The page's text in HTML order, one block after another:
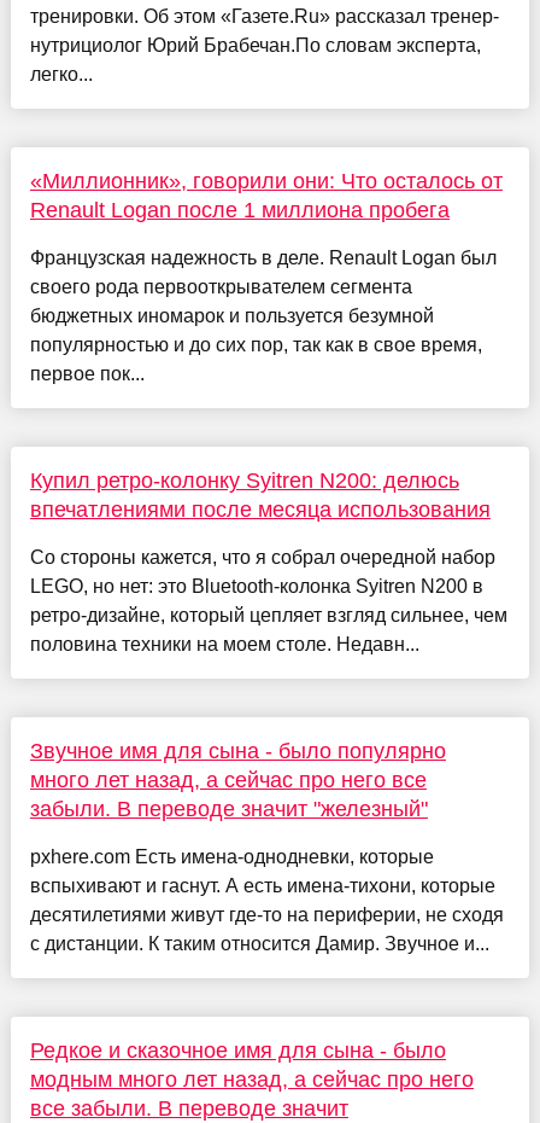
тренировки. Об этом «Газете.Ru» рассказал тренер-
нутрициолог Юрий Брабечан.По словам эксперта,
легко...
«Миллионник», говорили они: Что осталось от
Renault Logan после 1 миллиона пробега
Французская надежность в деле. Renault Logan был
своего рода первооткрывателем сегмента
бюджетных иномарок и пользуется безумной
популярностью и до сих пор, так как в свое время,
первое пок...
Купил ретро-колонку Syitren N200: делюсь
впечатлениями после месяца использования
Со стороны кажется, что я собрал очередной набор
LEGO, но нет: это Bluetooth-колонка Syitren N200 в
ретро-дизайне, который цепляет взгляд сильнее, чем
половина техники на моем столе. Недавн...
Звучное имя для сына - было популярно
много лет назад, а сейчас про него все
забыли. В переводе значит "железный"
pxhere.com Есть имена-однодневки, которые
вспыхивают и гаснут. А есть имена-тихони, которые
десятилетиями живут где-то на периферии, не сходя
с дистанции. К таким относится Дамир. Звучное и...
Редкое и сказочное имя для сына - было
модным много лет назад, а сейчас про него
все забыли. В переводе значит